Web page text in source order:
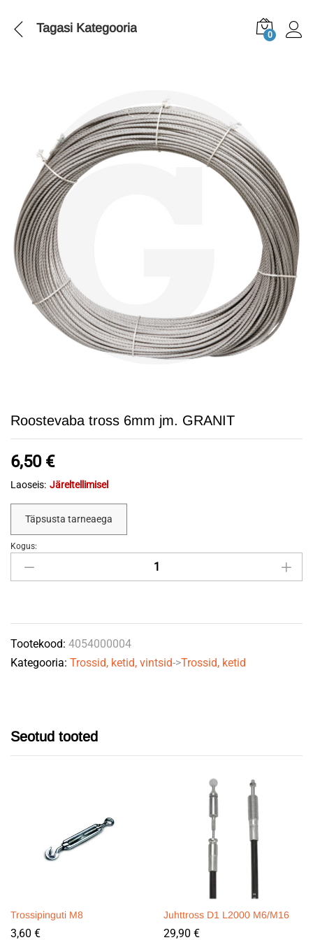
Tagasi Kategooria 0
Roostevaba tross 6mm jm. GRANIT
6,50 €
Laoseis: Järeltellimisel
Täpsusta tarneaega
Roostevaba
tross
GRANIT
quantity
Kogus:
Tootekood: 4054000004
Kategooria: Trossid, ketid, vintsid->Trossid, ketid
Seotud tooted
Trossipinguti M8
3,60 €
Juhttross D1 L2000 M6/M16
29,90 €